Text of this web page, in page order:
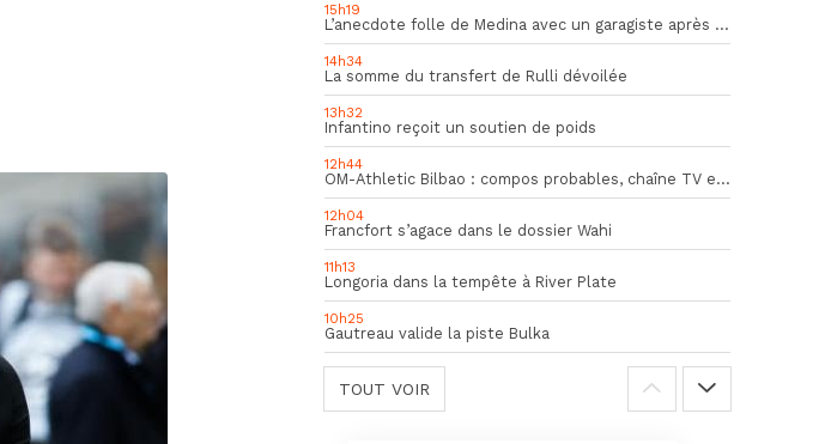
15h19
L’anecdote folle de Medina avec un garagiste après le Mondial
14h34
La somme du transfert de Rulli dévoilée
13h32
Infantino reçoit un soutien de poids
12h44
OM-Athletic Bilbao : compos probables, chaîne TV et heure du match
12h04
Francfort s’agace dans le dossier Wahi
11h13
Longoria dans la tempête à River Plate
10h25
Gautreau valide la piste Bulka
TOUT VOIR